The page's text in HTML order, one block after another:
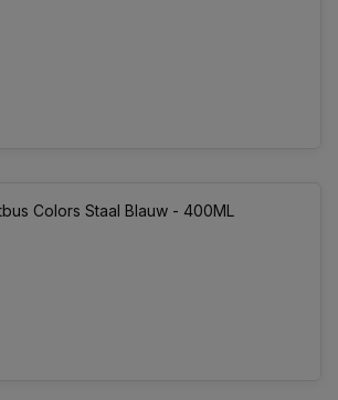
Colors Staal Blauw - 400ML